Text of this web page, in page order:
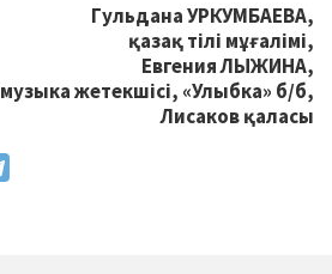
Гульдана УРКУМБАЕВА,
қазақ тілі мұғалімі,
Евгения ЛЫЖИНА,
музыка жетекшісі, «Улыбка» б/б,
Лисаков қаласы